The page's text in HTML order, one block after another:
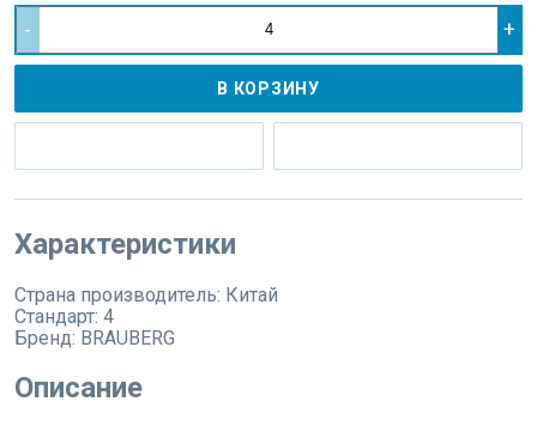
- +
В КОРЗИНУ
Характеристики
Страна производитель: Китай
Стандарт: 4
Бренд: BRAUBERG
Описание